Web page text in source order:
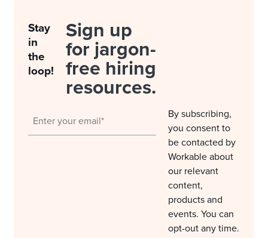
Stay
in
the
loop!
Sign up
for jargon-
free hiring
resources.
By subscribing,
you consent to
be contacted by
Workable about
our relevant
content,
products and
events. You can
opt-out any time.